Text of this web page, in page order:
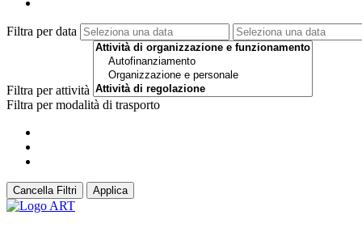
Filtra per data
Filtra per attività
Filtra per modalità di trasporto
Cancella Filtri Applica